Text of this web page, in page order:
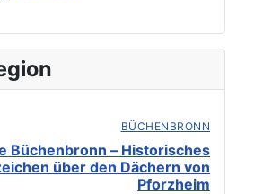
BÜCHENBRONN
Büchenbronn – Historisches
über den Dächern von
Pforzheim